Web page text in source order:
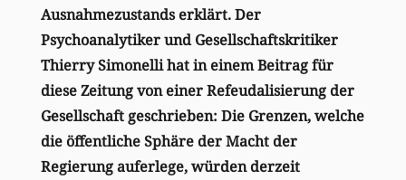
Ausnahmezustands erklärt. Der
Psychoanalytiker und Gesellschaftskritiker
Thierry Simonelli hat in einem Beitrag für
diese Zeitung von einer Refeudalisierung der
Gesellschaft geschrieben: Die Grenzen, welche
die öffentliche Sphäre der Macht der
Regierung auferlege, würden derzeit